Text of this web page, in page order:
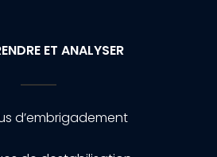
ET ANALYSER
d’embrigadement